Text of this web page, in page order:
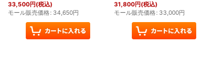
33,500円(税込)
モール販売価格: 34,650円
31,800円(税込)
モール販売価格: 33,000円